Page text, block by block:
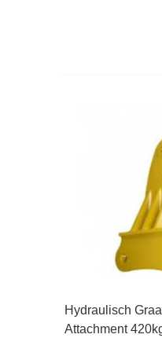
Hydraulisch
Attachment